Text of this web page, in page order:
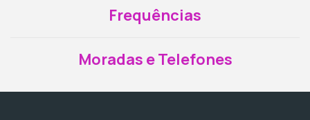
Frequências
Moradas e Telefones